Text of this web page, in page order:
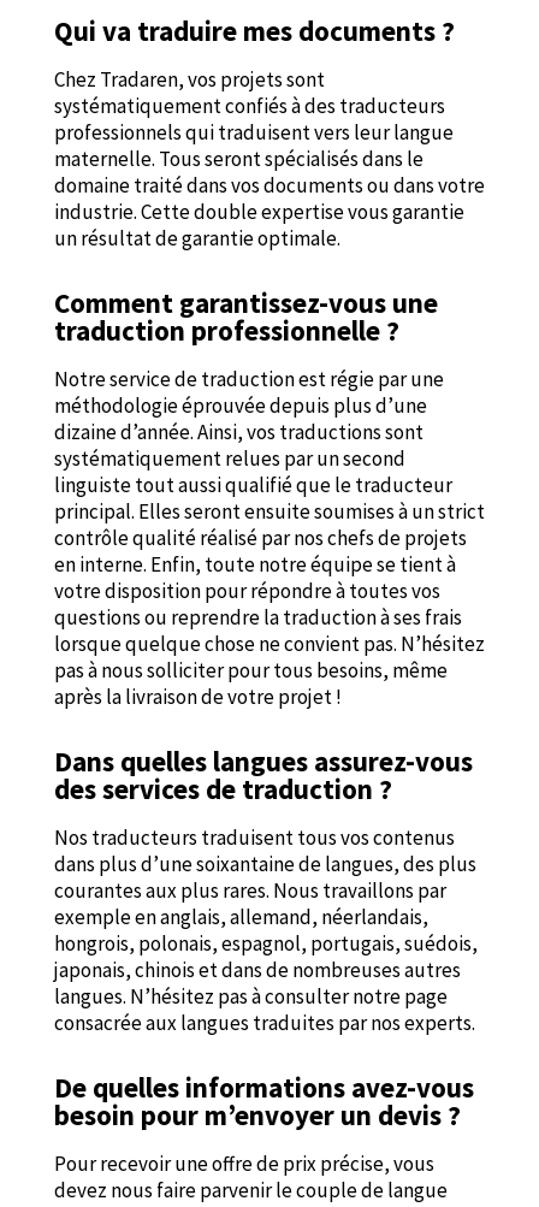
Qui va traduire mes documents ?
Chez Tradaren, vos projets sont
systématiquement confiés à des traducteurs
professionnels qui traduisent vers leur langue
maternelle. Tous seront spécialisés dans le
domaine traité dans vos documents ou dans votre
industrie. Cette double expertise vous garantie
un résultat de garantie optimale.
Comment garantissez-vous une
traduction professionnelle ?
Notre service de traduction est régie par une
méthodologie éprouvée depuis plus d’une
dizaine d’année. Ainsi, vos traductions sont
systématiquement relues par un second
linguiste tout aussi qualifié que le traducteur
principal. Elles seront ensuite soumises à un strict
contrôle qualité réalisé par nos chefs de projets
en interne. Enfin, toute notre équipe se tient à
votre disposition pour répondre à toutes vos
questions ou reprendre la traduction à ses frais
lorsque quelque chose ne convient pas. N’hésitez
pas à nous solliciter pour tous besoins, même
après la livraison de votre projet !
Dans quelles langues assurez-vous
des services de traduction ?
Nos traducteurs traduisent tous vos contenus
dans plus d’une soixantaine de langues, des plus
courantes aux plus rares. Nous travaillons par
exemple en anglais, allemand, néerlandais,
hongrois, polonais, espagnol, portugais, suédois,
japonais, chinois et dans de nombreuses autres
langues. N’hésitez pas à consulter notre page
consacrée aux langues traduites par nos experts.
De quelles informations avez-vous
besoin pour m’envoyer un devis ?
Pour recevoir une offre de prix précise, vous
devez nous faire parvenir le couple de langue